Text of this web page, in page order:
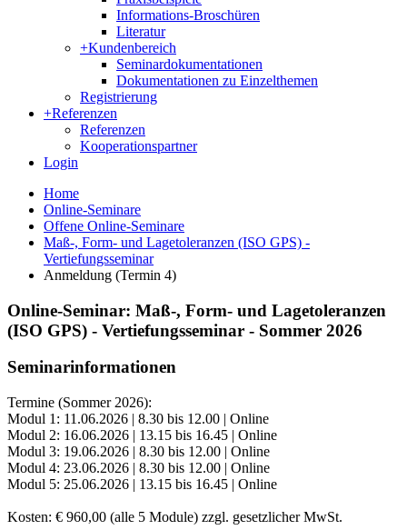
Informations-Broschüren
Literatur
+Kundenbereich
Seminardokumentationen
Dokumentationen zu Einzelthemen
Registrierung
+Referenzen
Referenzen
Kooperationspartner
Login
Home
Online-Seminare
Offene Online-Seminare
Maß-, Form- und Lagetoleranzen (ISO GPS) -
Vertiefungsseminar
Anmeldung (Termin 4)
Online-Seminar: Maß-, Form- und Lagetoleranzen
(ISO GPS) - Vertiefungsseminar - Sommer 2026
Seminarinformationen
Termine (Sommer 2026):
Modul 1: 11.06.2026 | 8.30 bis 12.00 | Online
Modul 2: 16.06.2026 | 13.15 bis 16.45 | Online
Modul 3: 19.06.2026 | 8.30 bis 12.00 | Online
Modul 4: 23.06.2026 | 8.30 bis 12.00 | Online
Modul 5: 25.06.2026 | 13.15 bis 16.45 | Online
Kosten: € 960,00 (alle 5 Module) zzgl. gesetzlicher MwSt.